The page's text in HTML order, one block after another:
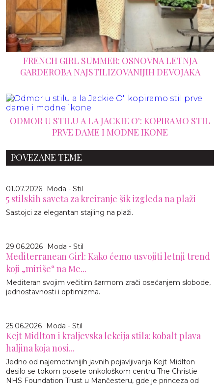
FRENCH GIRL SUMMER: OSNOVNA LETNJA
GARDEROBA NAJSTILIZOVANIJIH DEVOJAKA
ODMOR U STILU A LA JACKIE O': KOPIRAMO STIL
PRVE DAME I MODNE IKONE
POVEZANE TEME
01.07.2026 Moda - Stil
5 stilskih saveta za kreiranje šik izgleda na plaži
Sastojci za elegantan stajling na plaži.
29.06.2026 Moda - Stil
Mediterranean Girl: Kako ćemo usvojiti letnji trend
koji „miriše“ na Me...
Mediteran svojim večitim šarmom zrači osećanjem slobode,
jednostavnosti i optimizma.
25.06.2026 Moda - Stil
Kejt Midlton i kraljevska lekcija stila: kobalt plava
haljina koja nosi...
Jedno od najemotivnijih javnih pojavljivanja Kejt Midlton
desilo se tokom posete onkološkom centru The Christie
NHS Foundation Trust u Mančesteru, gde je princeza od